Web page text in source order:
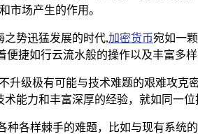
市场产生的作用。
之势迅猛发展的时代,加密货币宛如一
捷如行云流水般的操作以及丰富多
升级极有可能与技术难题的艰难攻
能力和丰富深厚的经验，就如同一位
种各样棘手的难题，比如与现有系统